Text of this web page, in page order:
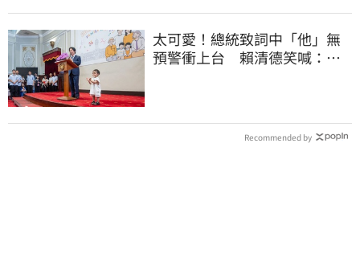
太可愛！總統致詞中「他」無
預警衝上台 賴清德笑喊：卸
Recommended by